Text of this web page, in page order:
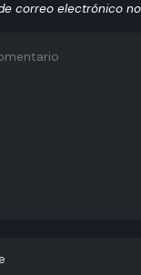
correo electrónico